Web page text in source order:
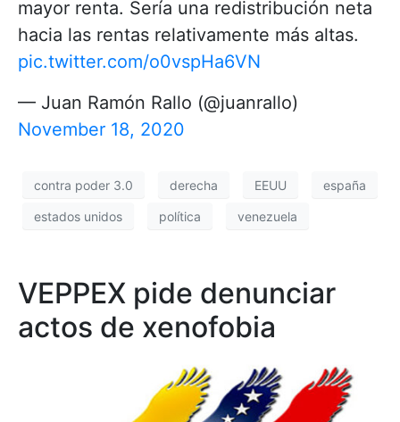
mayor renta. Sería una redistribución neta
hacia las rentas relativamente más altas.
pic.twitter.com/o0vspHa6VN
— Juan Ramón Rallo (@juanrallo)
November 18, 2020
contra poder 3.0 derecha EEUU españa
estados unidos política venezuela
VEPPEX pide denunciar
actos de xenofobia